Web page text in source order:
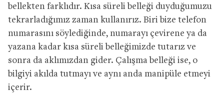
bellekten farklıdır. Kısa süreli belleği duyduğumuzu
tekrarladığımız zaman kullanırız. Biri bize telefon
numarasını söylediğinde, numarayı çevirene ya da
yazana kadar kısa süreli belleğimizde tutarız ve
sonra da aklımızdan gider. Çalışma belleği ise, o
bilgiyi akılda tutmayı ve aynı anda manipüle etmeyi
içerir.